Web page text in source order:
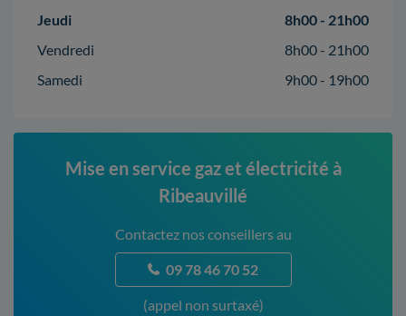
Jeudi
8h00 - 21h00
Vendredi
8h00 - 21h00
Samedi
9h00 - 19h00
Mise en service gaz et électricité à
Ribeauvillé
Contactez nos conseillers au
09 78 46 70 52
(appel non surtaxé)